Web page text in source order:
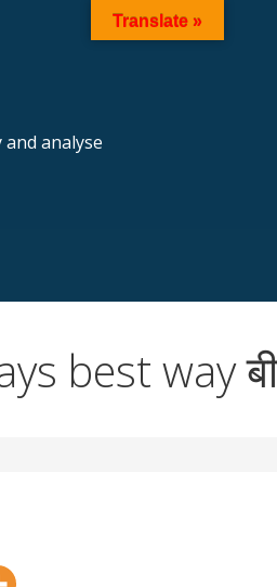
analyse
best way
Translate »